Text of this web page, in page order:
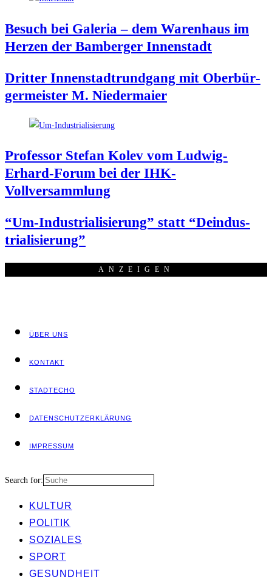
Besuch bei Gale­ria – dem Waren­haus im
Her­zen der Bam­ber­ger Innenstadt
Drit­ter Innen­stadt­rund­gang mit Ober­bür­
ger­meis­ter M. Niedermaier
Pro­fes­sor Ste­fan Kolev vom Lud­wig-
Erhard-Forum bei der IHK-
Vollversammlung
“Um-Indus­tria­li­sie­rung” statt “Deindus­
tria­li­sie­rung”
ANZEI­GEN
ÜBER UNS
KON­TAKT
STADT­ECHO
DATEN­SCHUTZ­ER­KLÄ­RUNG
IMPRES­SUM
Search for:
KUL­TUR
POLI­TIK
SOZIA­LES
SPORT
GESUND­HEIT